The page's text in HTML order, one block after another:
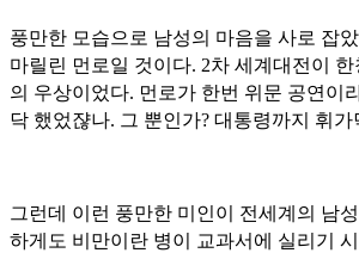
풍만한 모습으로 남성의 마음을 사로 잡
마릴린 먼로일 것이다. 2차 세계대전이
의 우상이었다. 먼로가 한번 위문 공연이
닥 했었쟎나. 그 뿐인가? 대통령까지 휘
그런데 이런 풍만한 미인이 전세계의 남
하게도 비만이란 병이 교과서에 실리기